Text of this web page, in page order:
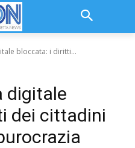
bloccata: i diritti...
digitale
dei cittadini